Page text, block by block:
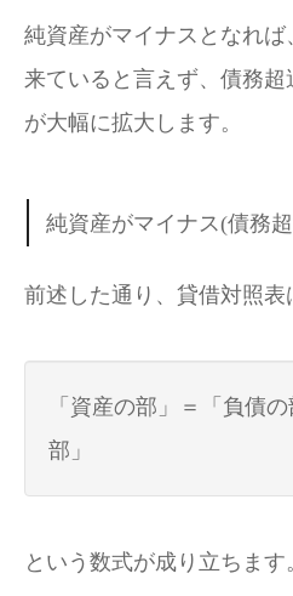
純資産がマイナスとなれ
来ていると言えず、債務超
が大幅に拡大します。
純資産がマイナス(債務
前述した通り、貸借対照表
「資産の部」＝「負債
部」
という数式が成り立ちます